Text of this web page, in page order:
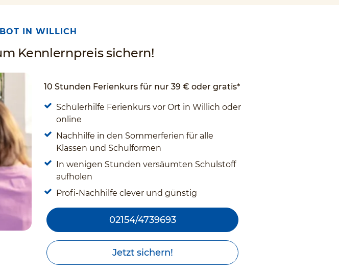
IN WILLICH
Kennlernpreis sichern!
10 Stunden Ferienkurs für nur 39 € oder gratis*
Schülerhilfe Ferienkurs vor Ort in Willich oder
online
Nachhilfe in den Sommerferien für alle
Klassen und Schulformen
In wenigen Stunden versäumten Schulstoff
aufholen
Profi-Nachhilfe clever und günstig
02154/4739693
Jetzt sichern!